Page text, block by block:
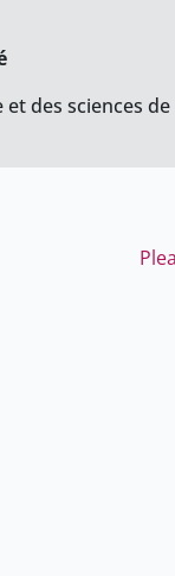
et des sciences